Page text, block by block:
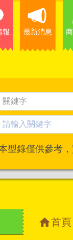
報 最新消息
型錄僅供參考
首頁